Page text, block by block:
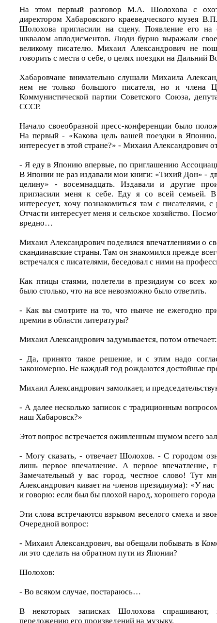
На этом первый разговор М.А. Шолохова с
директором Хабаровского краеведческого музея
Шолохова пригласили на сцену. Появление его на
шквалом аплодисментов. Люди бурно выражали
великому писателю. Михаил Александрович не
говорить с места о себе, о целях поездки на Дальний
Хабаровчане внимательно слушали Михаила
нем не только большого писателя, но и члена
Коммунистической партии Советского Союза,
СССР.
Начало своеобразной пресс-конференции было
На первый - «Какова цель вашей поездки в
интересует в этой стране?» - Михаил Александрович
- Я еду в Японию впервые, по приглашению
В Японии не раз издавали мои книги: «Тихий Дон» -
целину» - восемнадцать. Издавали и другие
пригласили меня к себе. Еду я со всей семьей.
интересует, хочу познакомиться там с писателями,
Отчасти интересует меня и сельское хозяйство.
вредно…
Михаил Александрович поделился впечатлениями о
скандинавские страны. Там он знакомился прежде
встречался с писателями, беседовал с ними на
Как птицы стаями, полетели в президиум со всех
было столько, что на все невозможно было ответить.
- Как вы смотрите на то, что нынче не ежегодно
премии в области литературы?
Михаил Александрович задумывается, потом отвечает:
- Да, принято такое решение, и с этим надо
закономерно. Не каждый год рождаются достойные
Михаил Александрович замолкает, и
- А далее несколько записок с традиционным
наш Хабаровск?»
Этот вопрос встречается оживленным шумом всего
- Могу сказать, - отвечает Шолохов. - С городом
лишь первое впечатление. А первое впечатление,
Замечательный у вас город, честное слово! Тут
Александрович кивает на членов президиума): «У
и говорю: если был бы плохой народ, хорошего
Эти слова встречаются взрывом веселого смеха и
Очередной вопрос:
- Михаил Александрович, вы обещали побывать в
ли это сделать на обратном пути из Японии?
Шолохов:
- Во всяком случае, постараюсь…
В некоторых записках Шолохова
переложению его произведений на музыку.